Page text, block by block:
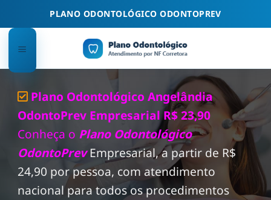
PLANO ODONTOLÓGICO ODONTOPREV
Plano Odontológico Angelândia
OdontoPrev Empresarial R$ 23,90
Conheça o Plano Odontológico
OdontoPrev Empresarial, a partir de R$
24,90 por pessoa, com atendimento
nacional para todos os procedimentos